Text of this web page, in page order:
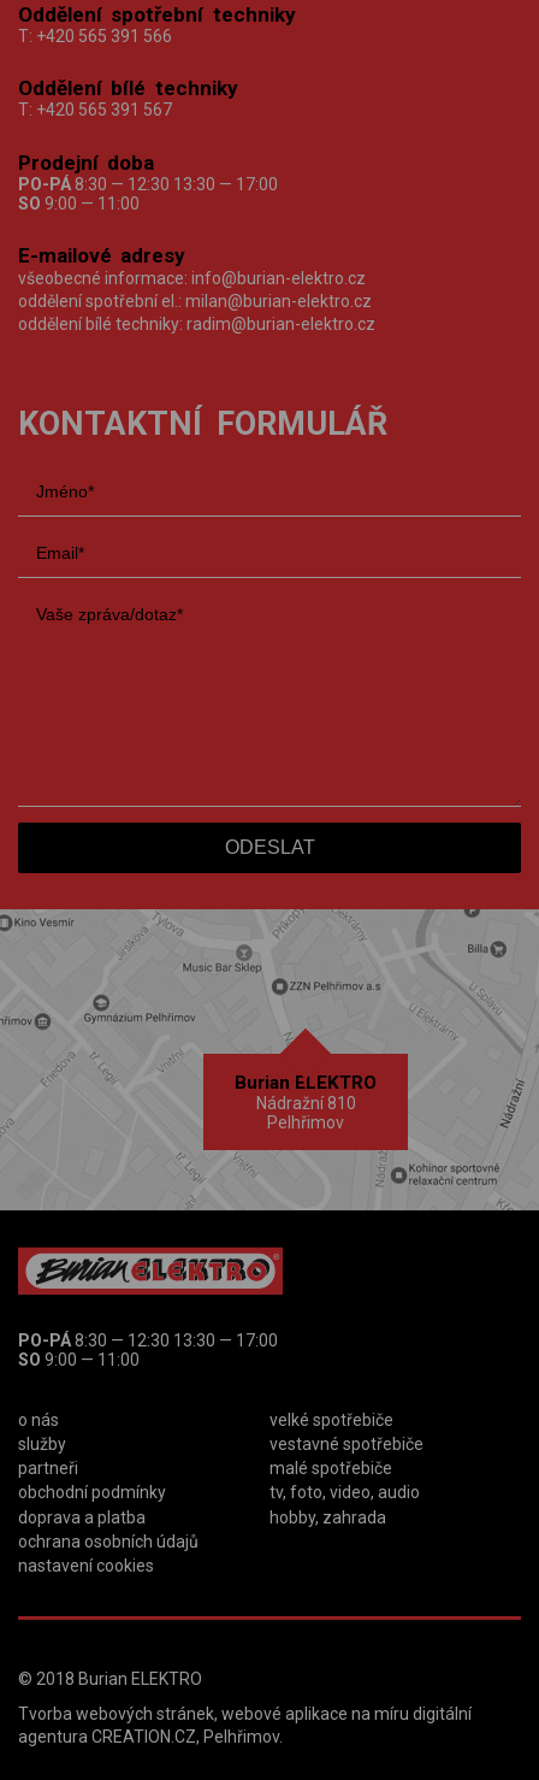
Oddělení spotřební techniky
T: +420 565 391 566
Oddělení bílé techniky
T: +420 565 391 567
Prodejní doba
PO-PÁ 8:30 — 12:30 13:30 — 17:00
SO 9:00 — 11:00
E-mailové adresy
všeobecné informace: info@burian-elektro.cz
oddělení spotřební el.: milan@burian-elektro.cz
oddělení bílé techniky: radim@burian-elektro.cz
KONTAKTNÍ FORMULÁŘ
Burian ELEKTRO
Nádražní 810
Pelhřimov
PO-PÁ8:30 — 12:30 13:30 — 17:00
SO 9:00 — 11:00
o nás
služby
partneři
obchodní podmínky
doprava a platba
ochrana osobních údajů
nastavení cookies
velké spotřebiče
vestavné spotřebiče
malé spotřebiče
tv, foto, video, audio
hobby, zahrada
© 2018 Burian ELEKTRO
Tvorba webových stránek, webové aplikace na míru digitální
agentura CREATION.CZ, Pelhřimov.